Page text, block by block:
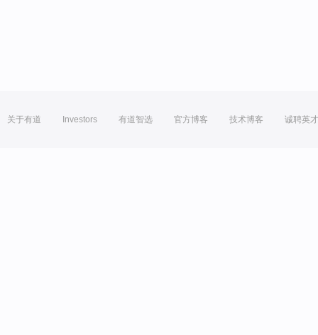
关于有道 Investors 有道智选 官方博客 技术博客 诚聘英才